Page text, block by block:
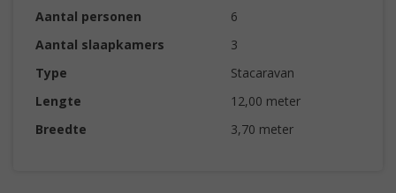
Aantal personen
6
Aantal slaapkamers
3
Type
Stacaravan
Lengte
12,00 meter
Breedte
3,70 meter